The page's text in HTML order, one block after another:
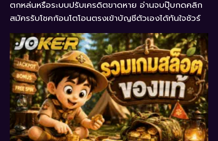
ตกหล่นหรือระบบปรับเครดิตขาดหาย อ่านจบปุ๊บกดคลิก
สมัครรับโชคก้อนโตโอนตรงเข้าบัญชีตัวเองได้ทันใจชัวร์